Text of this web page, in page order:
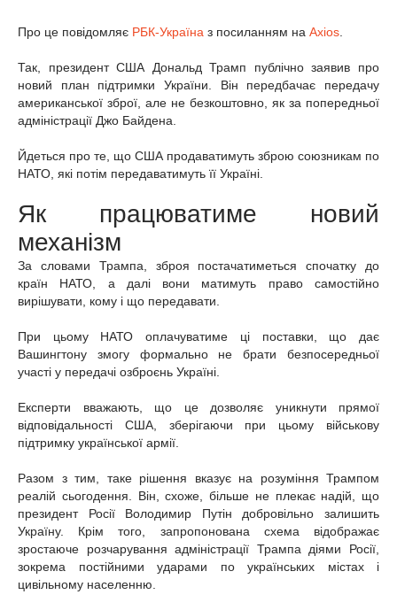
Про це повідомляє РБК-Україна з посиланням на Аxios.
Так, президент США Дональд Трамп публічно заявив про
новий план підтримки України. Він передбачає передачу
американської зброї, але не безкоштовно, як за попередньої
адміністрації Джо Байдена.
Йдеться про те, що США продаватимуть зброю союзникам по
НАТО, які потім передаватимуть її Україні.
Як працюватиме новий
механізм
За словами Трампа, зброя постачатиметься спочатку до
країн НАТО, а далі вони матимуть право самостійно
вирішувати, кому і що передавати.
При цьому НАТО оплачуватиме ці поставки, що дає
Вашингтону змогу формально не брати безпосередньої
участі у передачі озброєнь Україні.
Експерти вважають, що це дозволяє уникнути прямої
відповідальності США, зберігаючи при цьому військову
підтримку української армії.
Разом з тим, таке рішення вказує на розуміння Трампом
реалій сьогодення. Він, схоже, більше не плекає надій, що
президент Росії Володимир Путін добровільно залишить
Україну. Крім того, запропонована схема відображає
зростаюче розчарування адміністрації Трампа діями Росії,
зокрема постійними ударами по українських містах і
цивільному населенню.